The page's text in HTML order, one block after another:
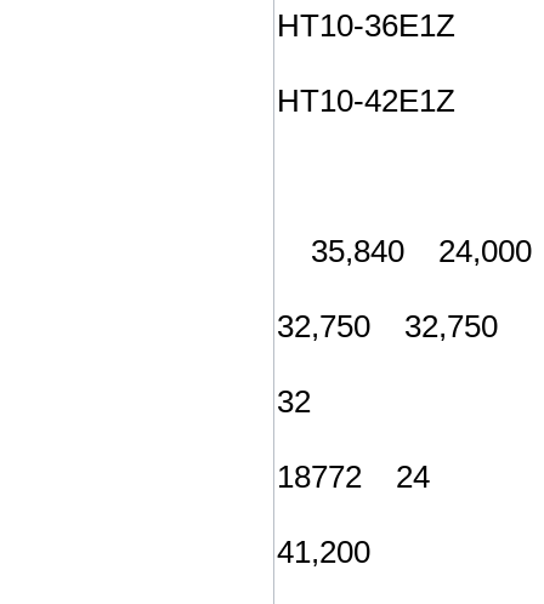
HT10-36E1Z
HT10-42E1Z
35,840
32,750 32,750
32
18772 24
41,200